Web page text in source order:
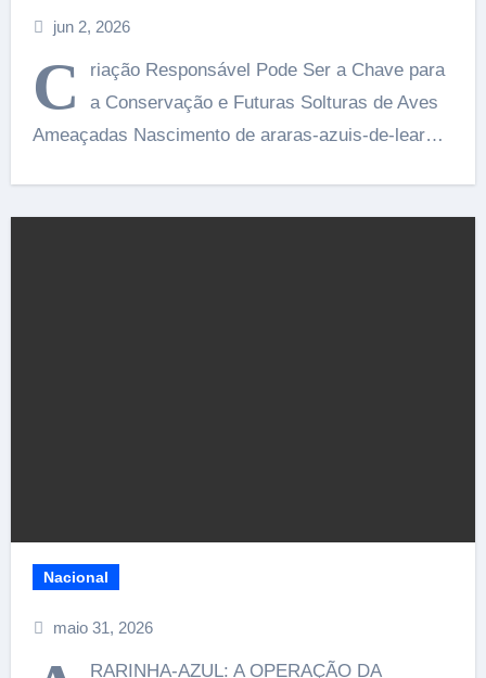
jun 2, 2026
C
riação Responsável Pode Ser a Chave para
a Conservação e Futuras Solturas de Aves
Ameaçadas Nascimento de araras-azuis-de-lear…
Nacional
maio 31, 2026
RARINHA-AZUL: A OPERAÇÃO DA